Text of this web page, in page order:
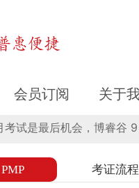
是最后
会员订阅 关于
试是最后机会，博睿谷
PMP 考证流程